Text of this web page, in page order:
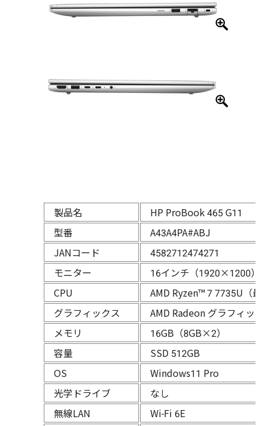
製品名
HP ProBook 465 G11
型番
A43A4PA#ABJ
JANコード
4582712474271
モニター
16インチ（1920×1200）
CPU
AMD Ryzen™ 7 7735U（
グラフィックス
AMD Radeon グラフィッ
メモリ
16GB（8GB×2）
容量
SSD 512GB
OS
Windows11 Pro
光学ドライブ
なし
無線LAN
Wi-Fi 6E